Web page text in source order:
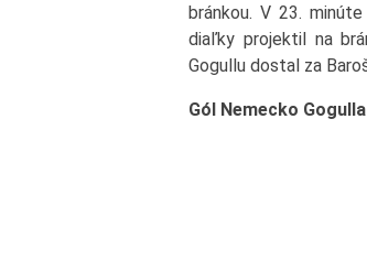
bránkou. V 23.
diaľky projektil na
Gogullu dostal za
Gól Nemecko